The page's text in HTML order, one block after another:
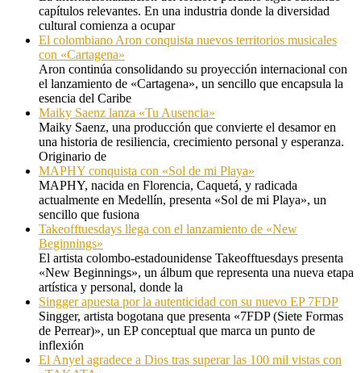
capítulos relevantes. En una industria donde la diversidad
cultural comienza a ocupar
El colombiano Aron conquista nuevos territorios musicales
con «Cartagena»
Aron continúa consolidando su proyección internacional con
el lanzamiento de «Cartagena», un sencillo que encapsula la
esencia del Caribe
Maiky Saenz lanza «Tu Ausencia»
Maiky Saenz, una producción que convierte el desamor en
una historia de resiliencia, crecimiento personal y esperanza.
Originario de
MAPHY conquista con «Sol de mi Playa»
MAPHY, nacida en Florencia, Caquetá, y radicada
actualmente en Medellín, presenta «Sol de mi Playa», un
sencillo que fusiona
Takeofftuesdays llega con el lanzamiento de «New
Beginnings»
El artista colombo-estadounidense Takeofftuesdays presenta
«New Beginnings», un álbum que representa una nueva etapa
artística y personal, donde la
Singger apuesta por la autenticidad con su nuevo EP 7FDP
Singger, artista bogotana que presenta «7FDP (Siete Formas
de Perrear)», un EP conceptual que marca un punto de
inflexión
El Anyel agradece a Dios tras superar las 100 mil vistas con